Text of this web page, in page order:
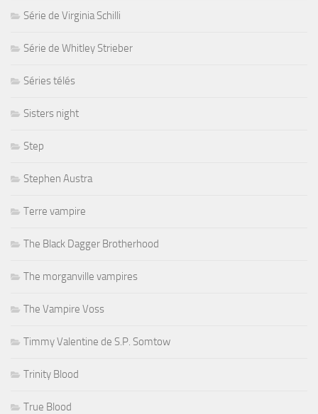
Série de Virginia Schilli
Série de Whitley Strieber
Séries télés
Sisters night
Step
Stephen Austra
Terre vampire
The Black Dagger Brotherhood
The morganville vampires
The Vampire Voss
Timmy Valentine de S.P. Somtow
Trinity Blood
True Blood